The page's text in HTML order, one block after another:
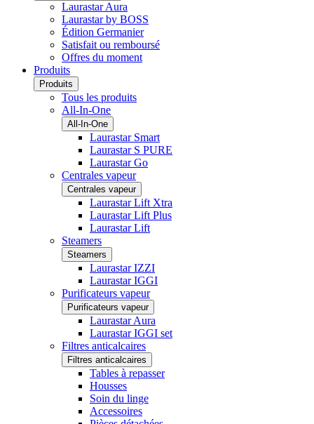
Laurastar Aura
Laurastar by BOSS
Édition Germanier
Satisfait ou remboursé
Offres du moment
Produits
Produits
Tous les produits
All-In-One
All-In-One
Laurastar Smart
Laurastar S PURE
Laurastar Go
Centrales vapeur
Centrales vapeur
Laurastar Lift Xtra
Laurastar Lift Plus
Laurastar Lift
Steamers
Steamers
Laurastar IZZI
Laurastar IGGI
Purificateurs vapeur
Purificateurs vapeur
Laurastar Aura
Laurastar IGGI set
Filtres anticalcaires
Filtres anticalcaires
Tables à repasser
Housses
Soin du linge
Accessoires